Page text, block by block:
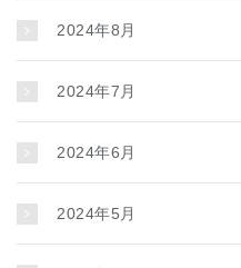
2024年8月
2024年7月
2024年6月
2024年5月